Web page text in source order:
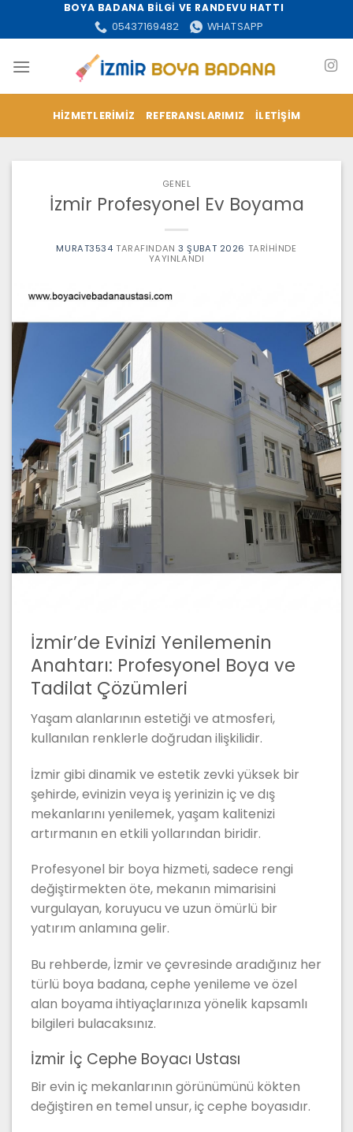
BOYA BADANA BİLGİ VE RANDEVU HATTI
05437169482
WHATSAPP
HIZMETLERIMIZ REFERANSLARIMIZ İLETIŞIM
GENEL
İzmir Profesyonel Ev Boyama
MURAT3534 TARAFINDAN 3 ŞUBAT 2026 TARIHINDE
YAYINLANDI
İzmir’de Evinizi Yenilemenin
Anahtarı: Profesyonel Boya ve
Tadilat Çözümleri
Yaşam alanlarının estetiği ve atmosferi,
kullanılan renklerle doğrudan ilişkilidir.
İzmir gibi dinamik ve estetik zevki yüksek bir
şehirde, evinizin veya iş yerinizin iç ve dış
mekanlarını yenilemek, yaşam kalitenizi
artırmanın en etkili yollarından biridir.
Profesyonel bir boya hizmeti, sadece rengi
değiştirmekten öte, mekanın mimarisini
vurgulayan, koruyucu ve uzun ömürlü bir
yatırım anlamına gelir.
Bu rehberde, İzmir ve çevresinde aradığınız her
türlü boya badana, cephe yenileme ve özel
alan boyama ihtiyaçlarınıza yönelik kapsamlı
bilgileri bulacaksınız.
İzmir İç Cephe Boyacı Ustası
Bir evin iç mekanlarının görünümünü kökten
değiştiren en temel unsur, iç cephe boyasıdır.